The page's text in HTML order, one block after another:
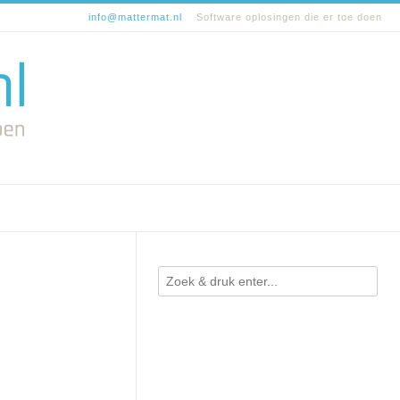
info@mattermat.nl Software oplosingen die er toe doen